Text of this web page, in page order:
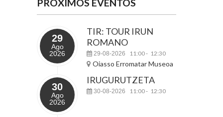
PRÓXIMOS EVENTOS
29
Ago
2026
TIR: TOUR IRUN
ROMANO
29-08-2026 11:00- 12:30
Oiasso Erromatar Museoa
30
Ago
2026
IRUGURUTZETA
30-08-2026 11:00- 12:30